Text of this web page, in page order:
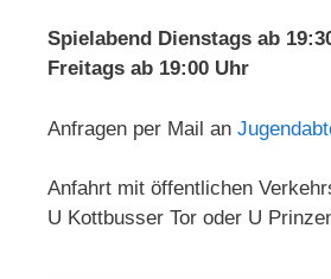
Spielabend Dienstags ab
Freitags ab 19:00 Uhr
Anfragen per Mail an
Anfahrt mit öffentlichen
U Kottbusser Tor oder U